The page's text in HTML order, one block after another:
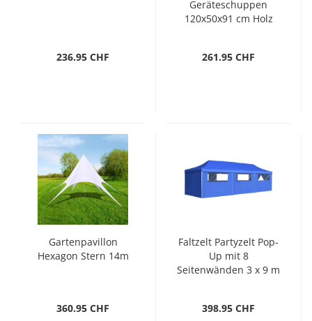
236.95 CHF
Geräteschuppen
120x50x91 cm Holz
261.95 CHF
Gartenpavillon
Hexagon Stern 14m
360.95 CHF
Faltzelt Partyzelt Pop-
Up mit 8
Seitenwänden 3 x 9 m
398.95 CHF